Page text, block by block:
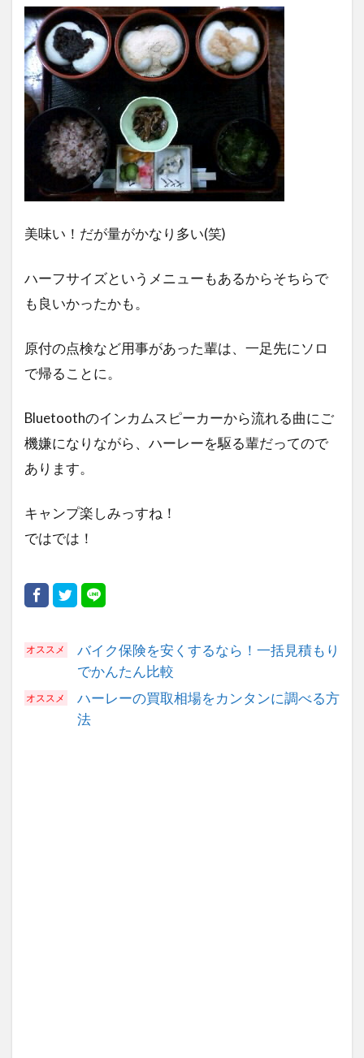
美味い！だが量がかなり多い(笑)
ハーフサイズというメニューもあるからそちらで
も良いかったかも。
原付の点検など用事があった輩は、一足先にソロ
で帰ることに。
Bluetoothのインカムスピーカーから流れる曲にご
機嫌になりながら、ハーレーを駆る輩だってので
あります。
キャンプ楽しみっすね！
ではでは！
バイク保険を安くするなら！一括見積もり
でかんたん比較
ハーレーの買取相場をカンタンに調べる方
法